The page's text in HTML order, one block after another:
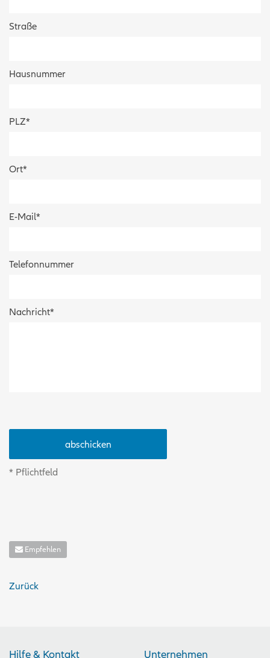
Straße
Hausnummer
PLZ*
Ort*
E-Mail*
Telefonnummer
Nachricht*
* Pflichtfeld
Empfehlen
Zurück
Hilfe & Kontakt Unternehmen